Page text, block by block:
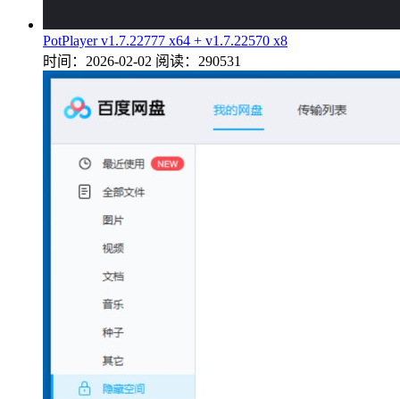
PotPlayer v1.7.22777 x64 + v1.7.22570 x8
时间：2026-02-02 阅读：290531